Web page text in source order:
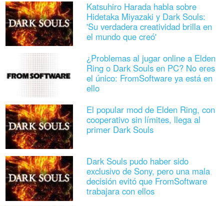
Katsuhiro Harada habla sobre
Hidetaka Miyazaki y Dark Souls:
'Su verdadera creatividad brilla en
el mundo que creó'
¿Problemas al jugar online a Elden
Ring o Dark Souls en PC? No eres
el único: FromSoftware ya está en
ello
El popular mod de Elden Ring, con
cooperativo sin límites, llega al
primer Dark Souls
Dark Souls pudo haber sido
exclusivo de Sony, pero una mala
decisión evitó que FromSoftware
trabajara con ellos